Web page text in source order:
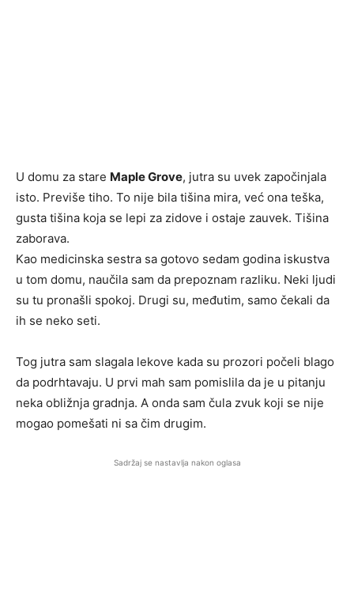
U domu za stare Maple Grove, jutra su uvek započinjala
isto. Previše tiho. To nije bila tišina mira, već ona teška,
gusta tišina koja se lepi za zidove i ostaje zauvek. Tišina
zaborava.
Kao medicinska sestra sa gotovo sedam godina iskustva
u tom domu, naučila sam da prepoznam razliku. Neki ljudi
su tu pronašli spokoj. Drugi su, međutim, samo čekali da
ih se neko seti.
Tog jutra sam slagala lekove kada su prozori počeli blago
da podrhtavaju. U prvi mah sam pomislila da je u pitanju
neka obližnja gradnja. A onda sam čula zvuk koji se nije
mogao pomešati ni sa čim drugim.
Sadržaj se nastavlja nakon oglasa